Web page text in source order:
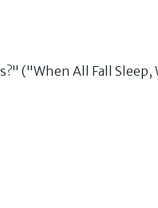
("When All Fall Sleep,